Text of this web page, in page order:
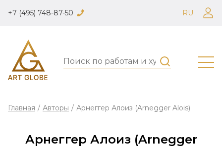
+7 (495) 748-87-50 RU
Главная / Авторы / Арнеггер Алоиз (Arnegger Alois)
Арнеггер Алоиз (Arnegger